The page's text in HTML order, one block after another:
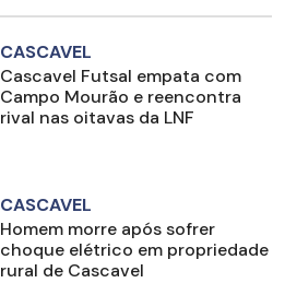
CASCAVEL
Cascavel Futsal empata com
Campo Mourão e reencontra
rival nas oitavas da LNF
CASCAVEL
Homem morre após sofrer
choque elétrico em propriedade
rural de Cascavel